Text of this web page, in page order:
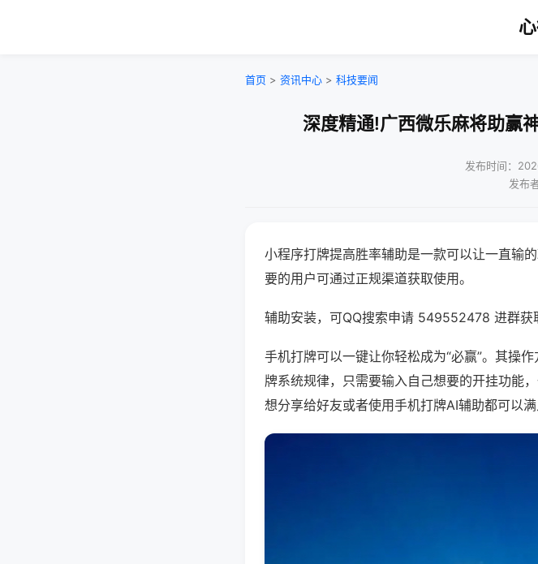
首页 > 资讯中心 > 科技要闻
深度精通!广西微乐麻将助赢
发布时间：
发布
小程序打牌提高胜率辅助是一款可以让一直输
要的用户可通过正规渠道获取使用。
辅助安装，可QQ搜索申请 549552478 进群获
手机打牌可以一键让你轻松成为“必赢”。其操
牌系统规律，只需要输入自己想要的开挂功能
想分享给好友或者使用手机打牌AI辅助都可以满